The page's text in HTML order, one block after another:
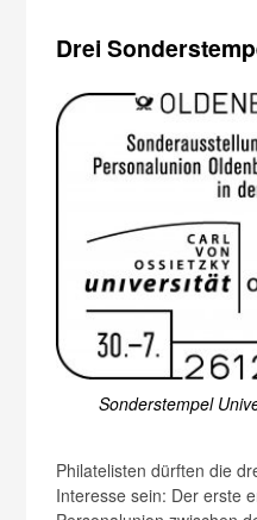
Drei
Sonderstempel
Philatelisten dürften die
Interesse sein: Der erste